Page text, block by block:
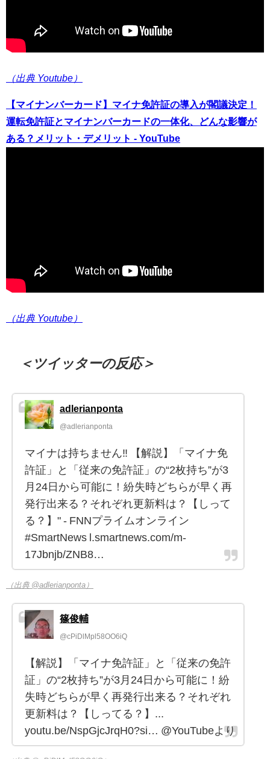
（出典 Youtube）
【マイナンバーカード】マイナ免許証の導入が閣議決定！
運転免許証とマイナンバーカードの一体化、どんな影響が
ある？メリット・デメリット - YouTube
（出典 Youtube）
＜ツイッターの反応＞
adlerianponta
@adlerianponta
マイナは持ちません‼️ 【解説】「マイナ免
許証」と「従来の免許証」の“2枚持ち”が3
月24日から可能に！紛失時どちらが早く再
発行出来る？それぞれ更新料は？【しって
る？】" - FNNプライムオンライン
#SmartNews l.smartnews.com/m-
17Jbnjb/ZNB8…
（出典 @adlerianponta）
篠俊輔
@cPiDlMpl58OO6iQ
【解説】「マイナ免許証」と「従来の免許
証」の“2枚持ち”が3月24日から可能に！紛
失時どちらが早く再発行出来る？それぞれ
更新料は？【しってる？】...
youtu.be/NspGjcJrqH0?si… @YouTubeより